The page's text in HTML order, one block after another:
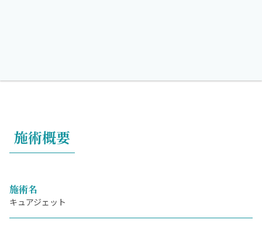
施術概要
施術名
キュアジェット